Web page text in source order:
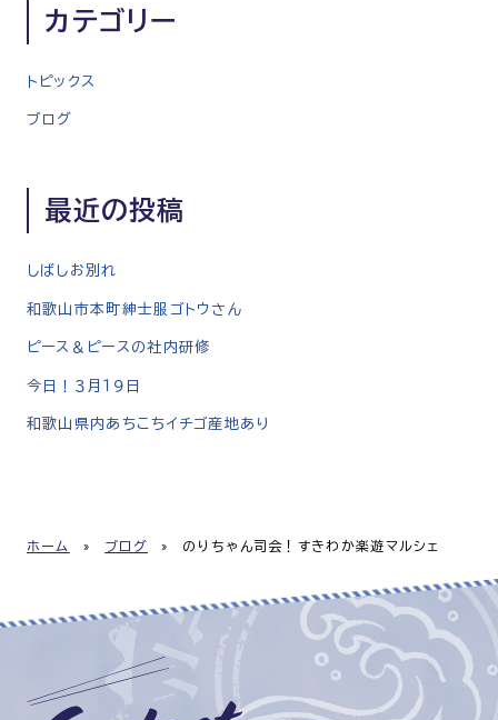
ー
ョ
ン
カテゴリー
トピックス
ブログ
最近の投稿
しばしお別れ
和歌山市本町紳士服ゴトウさん
ピース＆ピースの社内研修
今日！３月１９日
和歌山県内あちこちイチゴ産地あり
ホーム » ブログ » のりちゃん司会！すきわか楽遊マルシェ